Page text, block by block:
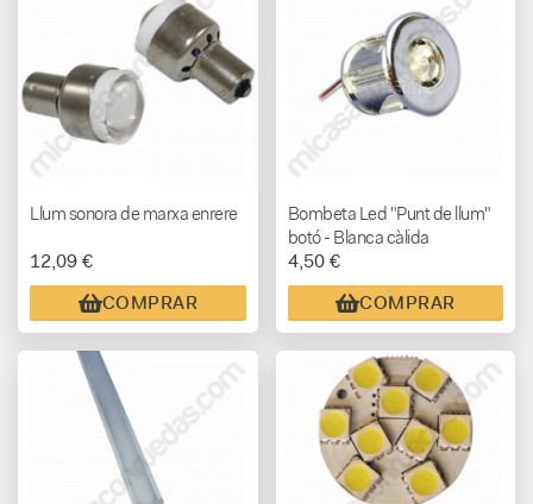
Llum sonora de marxa enrere
12,09 €
COMPRAR
Bombeta Led "Punt de llum"
botó - Blanca càlida
4,50 €
COMPRAR